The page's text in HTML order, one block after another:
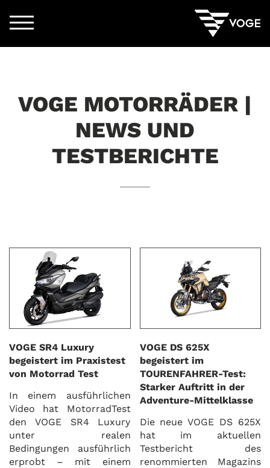
VOGE MOTORRÄDER |
NEWS UND
TESTBERICHTE
VOGE SR4 Luxury
begeistert im Praxistest
von Motorrad Test
In einem ausführlichen
Video hat MotorradTest
den VOGE SR4 Luxury
unter realen
Bedingungen ausführlich
erprobt – mit einem
VOGE DS 625X
begeistert im
TOURENFAHRER-Test:
Starker Auftritt in der
Adventure-Mittelklasse
Die neue VOGE DS 625X
hat im aktuellen
Testbericht des
renommierten Magazins